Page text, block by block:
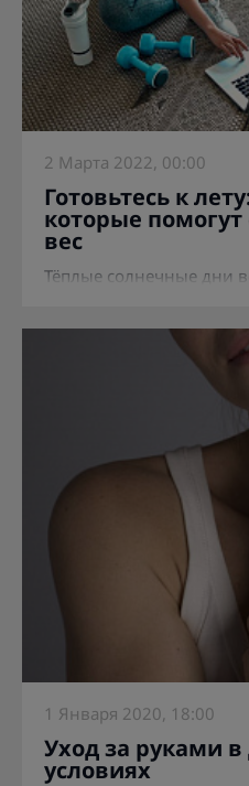
2 Марта 2022, 00:00
Готовьтесь к
которые
вес
Тёплые солнечные дни
1 Января 2020, 18:00
Уход за руками
условиях